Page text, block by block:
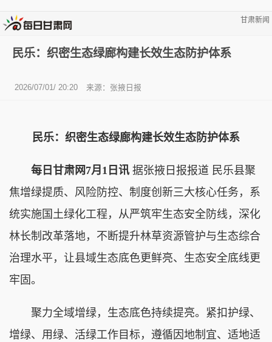
甘肃新闻
民乐：织密生态绿廊构建长效生态防护体系
2026/07/01/ 20:20 来源： 张掖日报
民乐：织密生态绿廊构建长效生态防护体系
每日甘肃网7月1日讯 据张掖日报报道 民乐县聚
焦增绿提质、风险防控、制度创新三大核心任务，系
统实施国土绿化工程，从严筑牢生态安全防线，深化
林长制改革落地，不断提升林草资源管护与生态综合
治理水平，让县域生态底色更鲜亮、生态安全底线更
牢固。
聚力全域增绿，生态底色持续提亮。紧扣护绿、
增绿、用绿、活绿工作目标，遵循因地制宜、适地适